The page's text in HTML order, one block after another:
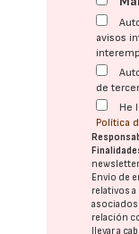
avisos
de
He
Política
Envío de
relativos
relación
llevar a